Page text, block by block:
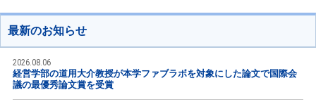
最新のお知らせ
2026.08.06
経営学部の道用大介教授が本学ファブラボを対象にした論文で国際会
議の最優秀論文賞を受賞